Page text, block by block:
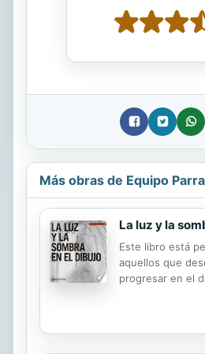
Más obras de Equipo
La luz y la
Este libro está
aquellos que
progresar en el
un método
la práctica
A través de la